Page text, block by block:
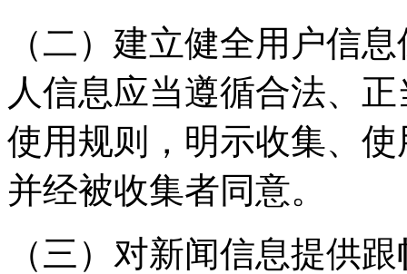
（二）建立健全用户信
人信息应当遵循合法、
使用规则，明示收集、
并经被收集者同意。
（三）对新闻信息提供